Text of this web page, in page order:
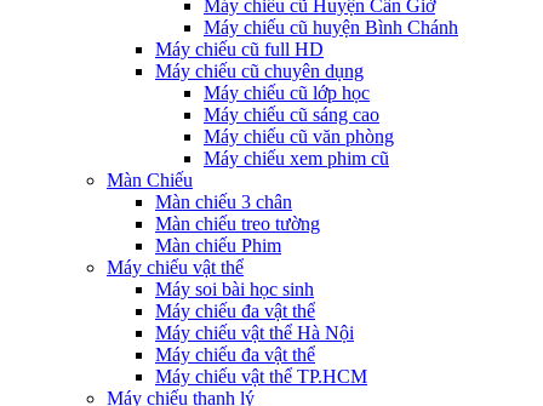
Máy chiếu cũ Huyện Cần Giờ
Máy chiếu cũ huyện Bình Chánh
Máy chiếu cũ full HD
Máy chiếu cũ chuyên dụng
Máy chiếu cũ lớp học
Máy chiếu cũ sáng cao
Máy chiếu cũ văn phòng
Máy chiếu xem phim cũ
Màn Chiếu
Màn chiếu 3 chân
Màn chiếu treo tường
Màn chiếu Phim
Máy chiếu vật thể
Máy soi bài học sinh
Máy chiếu đa vật thể
Máy chiếu vật thể Hà Nội
Máy chiếu đa vật thể
Máy chiếu vật thể TP.HCM
Máy chiếu thanh lý